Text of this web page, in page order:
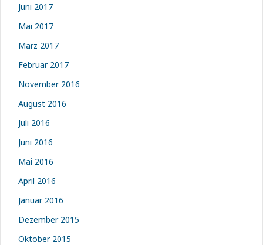
Juni 2017
Mai 2017
März 2017
Februar 2017
November 2016
August 2016
Juli 2016
Juni 2016
Mai 2016
April 2016
Januar 2016
Dezember 2015
Oktober 2015